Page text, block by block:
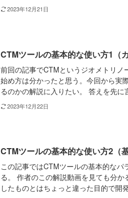
2023年12月21日
CTMツールの基本的な使い方1（
前回の記事でCTMというジオメトリノ
始め方は分かったと思う。今回から実
るのかの解説に入りたい。 答えを先に
2023年12月22日
CTMツールの基本的な使い方2（
この記事ではCTMツールの基本的なパ
る。 作者のこの解説動画を見ても分
したものとはちょっと違った目的で開